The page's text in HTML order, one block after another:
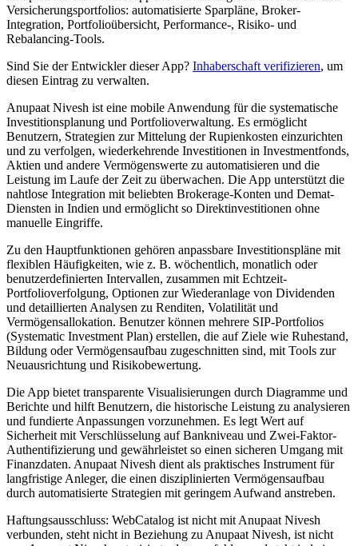
Versicherungsportfolios: automatisierte Sparpläne, Broker-
Integration, Portfolioübersicht, Performance-, Risiko- und
Rebalancing-Tools.
Sind Sie der Entwickler dieser App? Inhaberschaft verifizieren, um
diesen Eintrag zu verwalten.
Anupaat Nivesh ist eine mobile Anwendung für die systematische
Investitionsplanung und Portfolioverwaltung. Es ermöglicht
Benutzern, Strategien zur Mittelung der Rupienkosten einzurichten
und zu verfolgen, wiederkehrende Investitionen in Investmentfonds,
Aktien und andere Vermögenswerte zu automatisieren und die
Leistung im Laufe der Zeit zu überwachen. Die App unterstützt die
nahtlose Integration mit beliebten Brokerage-Konten und Demat-
Diensten in Indien und ermöglicht so Direktinvestitionen ohne
manuelle Eingriffe.
Zu den Hauptfunktionen gehören anpassbare Investitionspläne mit
flexiblen Häufigkeiten, wie z. B. wöchentlich, monatlich oder
benutzerdefinierten Intervallen, zusammen mit Echtzeit-
Portfolioverfolgung, Optionen zur Wiederanlage von Dividenden
und detaillierten Analysen zu Renditen, Volatilität und
Vermögensallokation. Benutzer können mehrere SIP-Portfolios
(Systematic Investment Plan) erstellen, die auf Ziele wie Ruhestand,
Bildung oder Vermögensaufbau zugeschnitten sind, mit Tools zur
Neuausrichtung und Risikobewertung.
Die App bietet transparente Visualisierungen durch Diagramme und
Berichte und hilft Benutzern, die historische Leistung zu analysieren
und fundierte Anpassungen vorzunehmen. Es legt Wert auf
Sicherheit mit Verschlüsselung auf Bankniveau und Zwei-Faktor-
Authentifizierung und gewährleistet so einen sicheren Umgang mit
Finanzdaten. Anupaat Nivesh dient als praktisches Instrument für
langfristige Anleger, die einen disziplinierten Vermögensaufbau
durch automatisierte Strategien mit geringem Aufwand anstreben.
Haftungsausschluss: WebCatalog ist nicht mit Anupaat Nivesh
verbunden, steht nicht in Beziehung zu Anupaat Nivesh, ist nicht